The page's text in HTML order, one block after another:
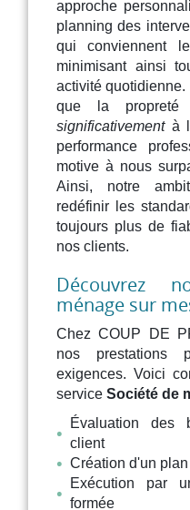
approche
planning des
qui conviennent
minimisant ainsi
activité
que la propreté
significativementà
performance
motive à nous
Ainsi, notre
redéfinir les
toujours plus de
nos clients.
Découvrez
ménage sur
Chez COUP DE
nos prestations
exigences. Voici
serviceSociété de
Évaluation des
client
Création d'un
Exécution par
formée